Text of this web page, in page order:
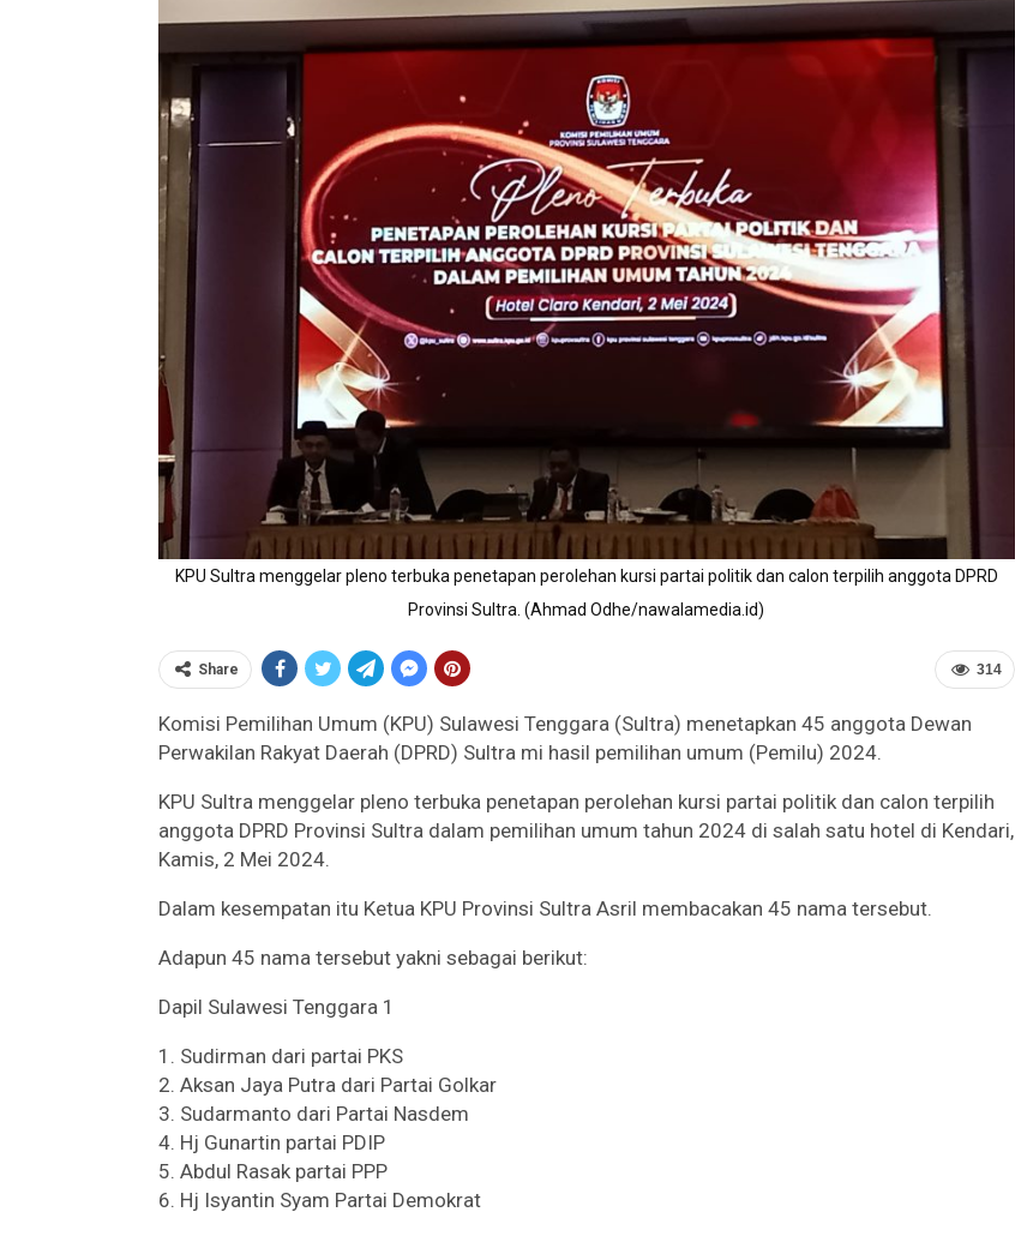
KPU Sultra menggelar pleno terbuka penetapan perolehan kursi partai politik dan calon terpilih anggota DPRD
Provinsi Sultra. (Ahmad Odhe/nawalamedia.id)
314
Share
Komisi Pemilihan Umum (KPU) Sulawesi Tenggara (Sultra) menetapkan 45 anggota Dewan
Perwakilan Rakyat Daerah (DPRD) Sultra mi hasil pemilihan umum (Pemilu) 2024.
KPU Sultra menggelar pleno terbuka penetapan perolehan kursi partai politik dan calon terpilih
anggota DPRD Provinsi Sultra dalam pemilihan umum tahun 2024 di salah satu hotel di Kendari,
Kamis, 2 Mei 2024.
Dalam kesempatan itu Ketua KPU Provinsi Sultra Asril membacakan 45 nama tersebut.
Adapun 45 nama tersebut yakni sebagai berikut:
Dapil Sulawesi Tenggara 1
1. Sudirman dari partai PKS
2. Aksan Jaya Putra dari Partai Golkar
3. Sudarmanto dari Partai Nasdem
4. Hj Gunartin partai PDIP
5. Abdul Rasak partai PPP
6. Hj Isyantin Syam Partai Demokrat